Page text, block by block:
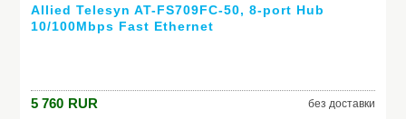
Allied Telesyn AT-FS709FC-50, 8-port Hub
10/100Mbps Fast Ethernet
5 760 RUR без доставки